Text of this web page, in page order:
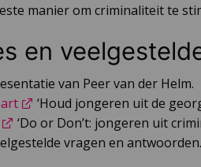
manier om criminaliteit te
en
van Peer van der Helm.
‘Houd jongeren uit de
‘Do or Don’t: jongeren uit
vragen en antwoorden.